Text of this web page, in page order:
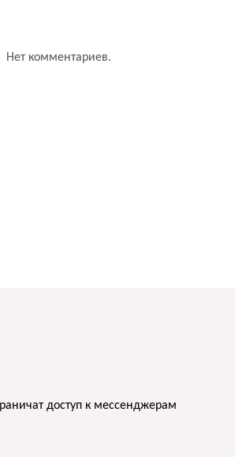
Нет комментариев.
доступ к мессенджерам